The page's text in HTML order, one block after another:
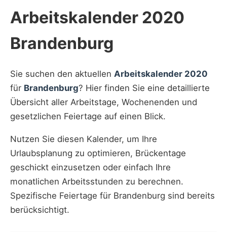
Arbeitskalender 2020
Brandenburg
Sie suchen den aktuellen Arbeitskalender 2020
für Brandenburg? Hier finden Sie eine detaillierte
Übersicht aller Arbeitstage, Wochenenden und
gesetzlichen Feiertage auf einen Blick.
Nutzen Sie diesen Kalender, um Ihre
Urlaubsplanung zu optimieren, Brückentage
geschickt einzusetzen oder einfach Ihre
monatlichen Arbeitsstunden zu berechnen.
Spezifische Feiertage für Brandenburg sind bereits
berücksichtigt.